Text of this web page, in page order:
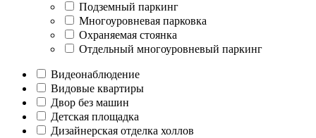
Подземный паркинг
Многоуровневая парковка
Охраняемая стоянка
Отдельный многоуровневый паркинг
Видеонаблюдение
Видовые квартиры
Двор без машин
Детская площадка
Дизайнерская отделка холлов